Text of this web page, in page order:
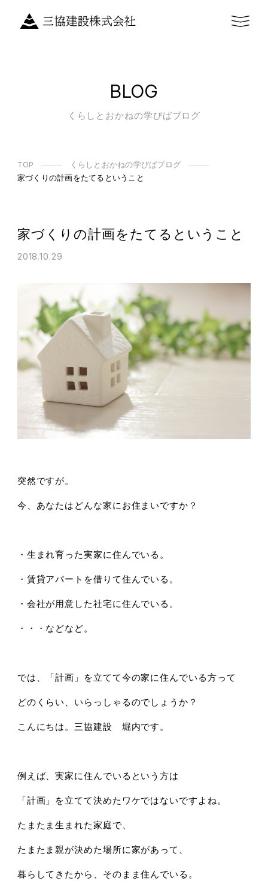
BLOG
くらしとおかねの学びばブログ
TOP
くらしとおかねの学びばブログ
家づくりの計画をたてるということ
家づくりの計画をたてるということ
2018.10.29
突然ですが。
今、あなたはどんな家にお住まいですか？
・生まれ育った実家に住んでいる。
・賃貸アパートを借りて住んでいる。
・会社が用意した社宅に住んでいる。
・・・などなど。
では、「計画」を立てて今の家に住んでいる方って
どのくらい、いらっしゃるのでしょうか？
こんにちは。三協建設 堀内です。
例えば、実家に住んでいるという方は
「計画」を立てて決めたワケではないですよね。
たまたま生まれた家庭で、
たまたま親が決めた場所に家があって、
暮らしてきたから、そのまま住んでいる。